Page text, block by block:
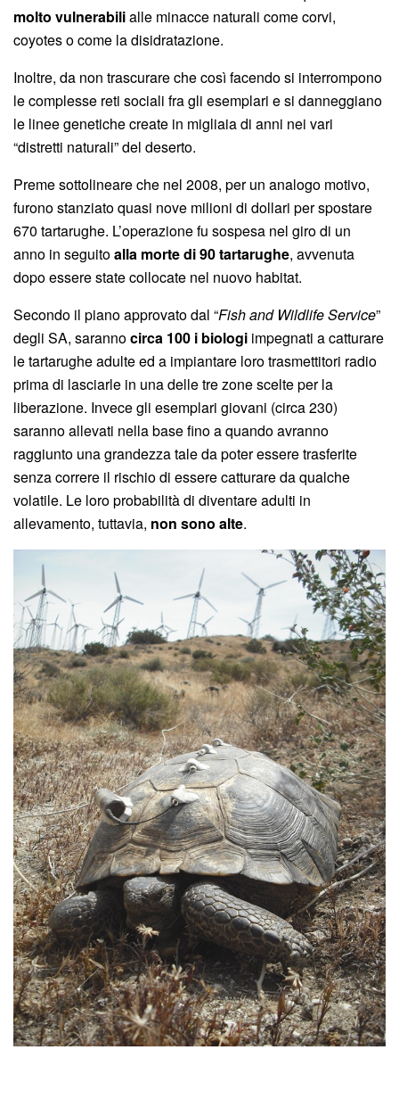
molto vulnerabilialle minacce naturali come corvi,
coyotes o come la disidratazione.
Inoltre, da non trascurare che così facendo si interrompono
le complesse reti sociali fra gli esemplari e si danneggiano
le linee genetiche create in migliaia di anni nei vari
“distretti naturali” del deserto.
Preme sottolineare che nel 2008, per un analogo motivo,
furono stanziato quasi nove milioni di dollari per spostare
670 tartarughe. L’operazione fu sospesa nel giro di un
anno in seguitoalla morte di 90 tartarughe, avvenuta
dopo essere state collocate nel nuovo habitat.
Secondo il piano approvato dal “Fish and Wildlife Service”
degli SA, sarannocirca 100 i biologi impegnati a catturare
le tartarughe adulte ed a impiantare loro trasmettitori radio
prima di lasciarle in una delle tre zone scelte per la
liberazione. Invece gli esemplari giovani (circa 230)
saranno allevati nella base fino a quando avranno
raggiunto una grandezza tale da poter essere trasferite
senza correre il rischio di essere catturare da qualche
volatile. Le loro probabilità di diventare adulti in
allevamento, tuttavia, non sono alte.